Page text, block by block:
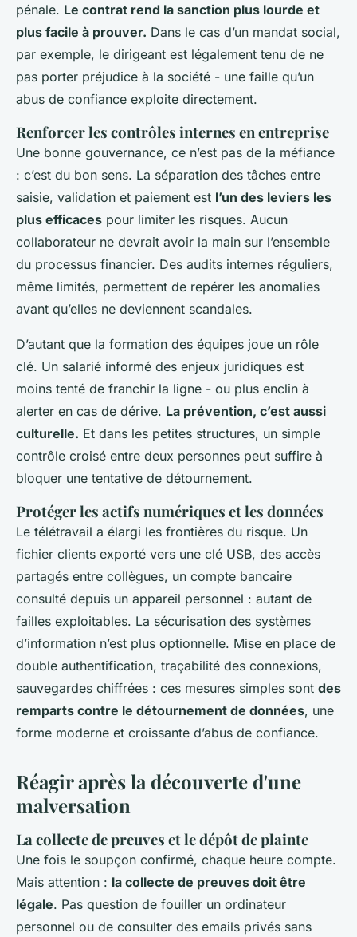
pénale. Le contrat rend la sanction plus lourde et
plus facile à prouver. Dans le cas d’un mandat social,
par exemple, le dirigeant est légalement tenu de ne
pas porter préjudice à la société - une faille qu’un
abus de confiance exploite directement.
Renforcer les contrôles internes en entreprise
Une bonne gouvernance, ce n’est pas de la méfiance
: c’est du bon sens. La séparation des tâches entre
saisie, validation et paiement est l’un des leviers les
plus efficaces pour limiter les risques. Aucun
collaborateur ne devrait avoir la main sur l’ensemble
du processus financier. Des audits internes réguliers,
même limités, permettent de repérer les anomalies
avant qu’elles ne deviennent scandales.
D’autant que la formation des équipes joue un rôle
clé. Un salarié informé des enjeux juridiques est
moins tenté de franchir la ligne - ou plus enclin à
alerter en cas de dérive. La prévention, c’est aussi
culturelle. Et dans les petites structures, un simple
contrôle croisé entre deux personnes peut suffire à
bloquer une tentative de détournement.
Protéger les actifs numériques et les données
Le télétravail a élargi les frontières du risque. Un
fichier clients exporté vers une clé USB, des accès
partagés entre collègues, un compte bancaire
consulté depuis un appareil personnel : autant de
failles exploitables. La sécurisation des systèmes
d’information n’est plus optionnelle. Mise en place de
double authentification, traçabilité des connexions,
sauvegardes chiffrées : ces mesures simples sont des
remparts contre le détournement de données, une
forme moderne et croissante d’abus de confiance.
Réagir après la découverte d'une
malversation
La collecte de preuves et le dépôt de plainte
Une fois le soupçon confirmé, chaque heure compte.
Mais attention : la collecte de preuves doit être
légale. Pas question de fouiller un ordinateur
personnel ou de consulter des emails privés sans